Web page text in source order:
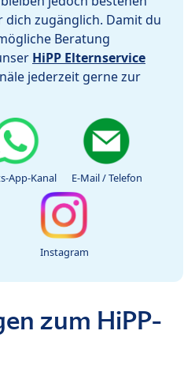
zugänglich. Damit du
Beratung
HiPP Elternservice
jederzeit gerne zur
App-Kanal E-Mail / Telefon
Instagram
zum HiPP-